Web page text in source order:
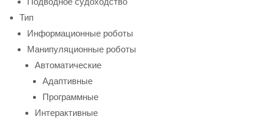
Тип
Информационные роботы
Манипуляционные роботы
Автоматические
Адаптивные
Программные
Интерактивные